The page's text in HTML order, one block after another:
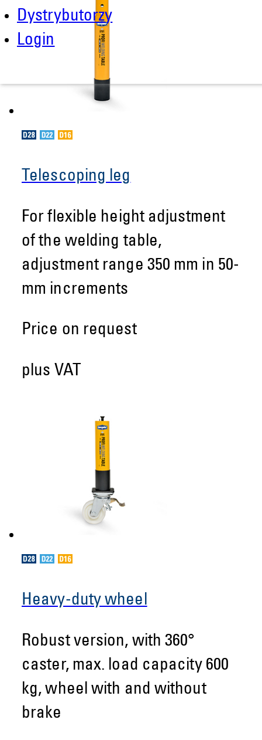
Dystrybutorzy
Login
Telescoping leg
For flexible height adjustment
of the welding table,
adjustment range 350 mm in 50-
mm increments
Price on request
plus VAT
Heavy-duty wheel
Robust version, with 360°
caster, max. load capacity 600
kg, wheel with and without
brake